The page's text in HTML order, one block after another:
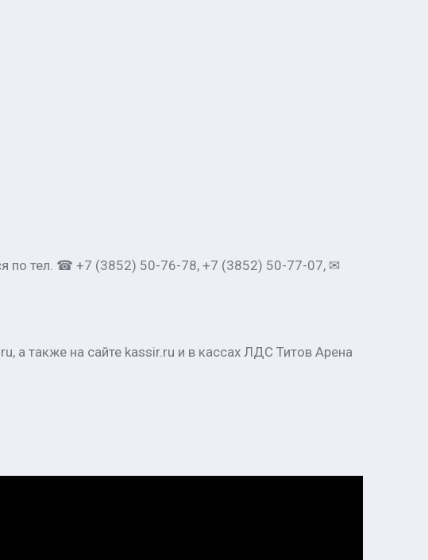
по тел. ☎ +7 (3852) 50-76-78, +7 (3852) 50-77-07, ✉
а также на сайте kassir.ru и в кассах ЛДС Титов Арена